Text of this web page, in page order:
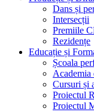
Dans și
Intersecții
Premiile
Rezidențe
Educație și
Școala
Academia
Cursuri și
Proiectul
Proiectul